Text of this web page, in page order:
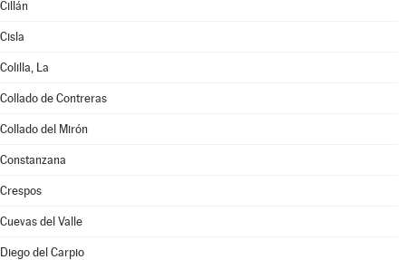
Cillán
Cisla
Colilla, La
Collado de Contreras
Collado del Mirón
Constanzana
Crespos
Cuevas del Valle
Diego del Carpio